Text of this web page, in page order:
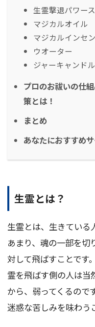
生霊撃退パワー
マジカルオイル
マジカルインセ
ウオーター
ジャーキャンドル
プロのお祓いの仕
策とは！
まとめ
あなたにおすすめ
生霊とは？
生霊とは、生きている
あまり、魂の一部を切
対して飛ばすことです
霊を飛ばす側の人は当
から、弱ってくるので
迷惑な苦しみを味わう